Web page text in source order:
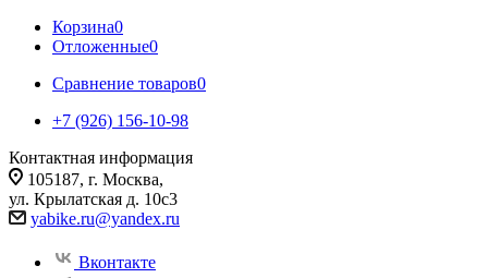
Корзина0
Отложенные0
Сравнение товаров0
+7 (926) 156-10-98
Контактная информация
105187, г. Москва,
ул. Крылатская д. 10с3
yabike.ru@yandex.ru
Вконтакте